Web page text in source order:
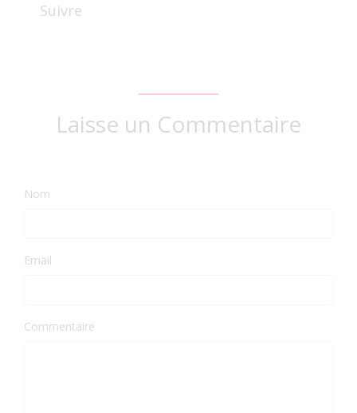
Suivre
Laisse un Commentaire
Nom
Email
Commentaire